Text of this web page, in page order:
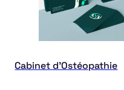
Cabinet d’Ostéopathie